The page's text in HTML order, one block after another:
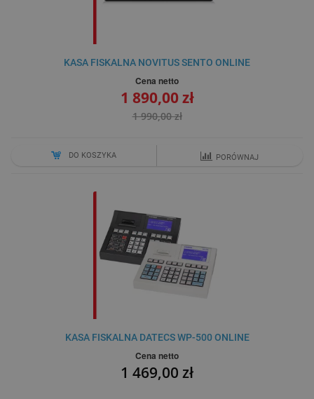
KASA FISKALNA NOVITUS SENTO ONLINE
Cena netto
1 890,00 zł
1 990,00 zł
DO KOSZYKA PORÓWNAJ
KASA FISKALNA DATECS WP-500 ONLINE
Cena netto
1 469,00 zł